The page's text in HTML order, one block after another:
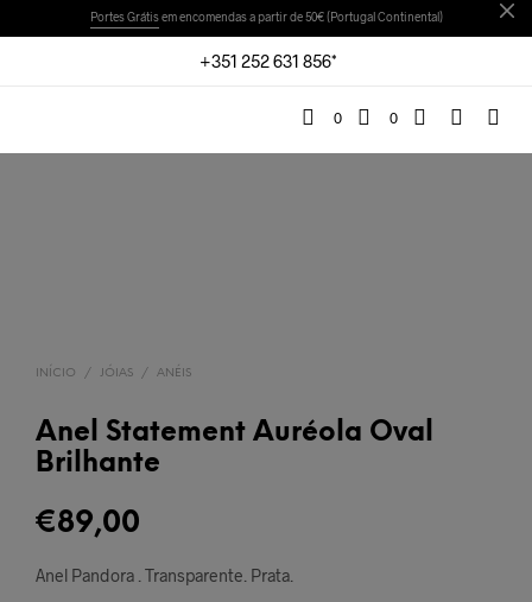
Portes Grátisem encomendas a partir de 50€ (Portugal Continental)
+351 252 631 856*
0 0
INÍCIO / JÓIAS / ANÉIS
Anel Statement Auréola Oval
Brilhante
€89,00
Anel Pandora . Transparente. Prata.